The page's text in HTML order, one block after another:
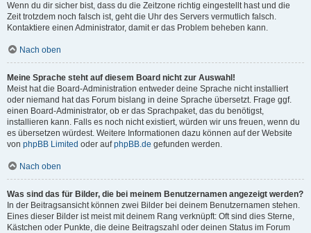
Wenn du dir sicher bist, dass du die Zeitzone richtig eingestellt hast und die
Zeit trotzdem noch falsch ist, geht die Uhr des Servers vermutlich falsch.
Kontaktiere einen Administrator, damit er das Problem beheben kann.
Nach oben
Meine Sprache steht auf diesem Board nicht zur Auswahl!
Meist hat die Board-Administration entweder deine Sprache nicht installiert
oder niemand hat das Forum bislang in deine Sprache übersetzt. Frage ggf.
einen Board-Administrator, ob er das Sprachpaket, das du benötigst,
installieren kann. Falls es noch nicht existiert, würden wir uns freuen, wenn du
es übersetzen würdest. Weitere Informationen dazu können auf der Website
von phpBB Limited oder aufphpBB.de gefunden werden.
Nach oben
Was sind das für Bilder, die bei meinem Benutzernamen angezeigt werden?
In der Beitragsansicht können zwei Bilder bei deinem Benutzernamen stehen.
Eines dieser Bilder ist meist mit deinem Rang verknüpft: Oft sind dies Sterne,
Kästchen oder Punkte, die deine Beitragszahl oder deinen Status im Forum